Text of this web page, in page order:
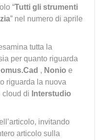
“Tutti gli strumenti
” nel numero di aprile
tutta la
per quanto riguarda
, Nonio e
riguarda la nuova
cloud di Interstudio
invitando
articolo sulla